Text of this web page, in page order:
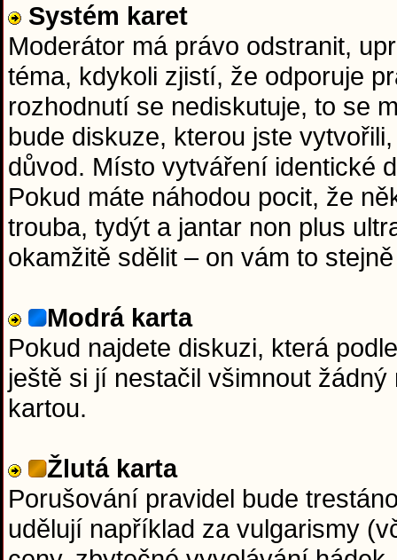
Systém karet
Moderátor má právo odstranit,
téma, kdykoli zjistí, že odporuje
rozhodnutí se nediskutuje, to se
bude diskuze, kterou jste
důvod. Místo vytváření identické
Pokud máte náhodou pocit, že
trouba, tydýt a jantar non plus
okamžitě sdělit – on vám to
Modrá karta
Pokud najdete diskuzi, která
ještě si jí nestačil všimnout
kartou.
Žlutá karta
Porušování pravidel bude
udělují například za vulgarismy